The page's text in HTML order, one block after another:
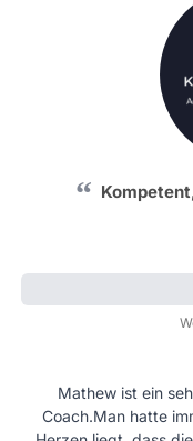
Mathew ist ein
Coach.Man hatte